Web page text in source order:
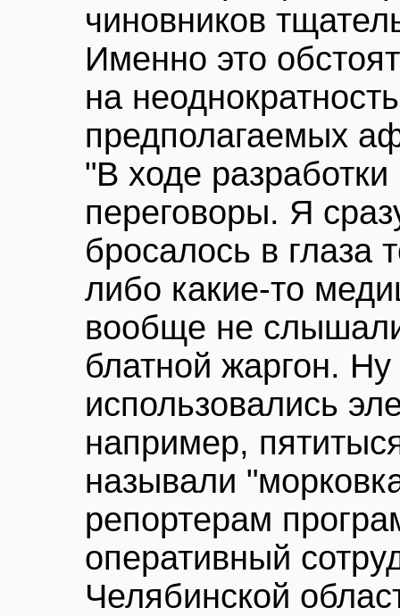
чиновников
Именно это
на
предполагаемых
"В ходе
переговоры. Я
бросалось в глаза
либо какие-то
вообще не
блатной жаргон.
использовались
например,
называли
репортерам
оперативный
Челябинской